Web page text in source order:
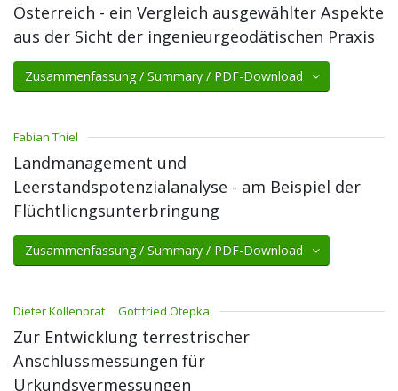
Österreich - ein Vergleich ausgewählter Aspekte
aus der Sicht der ingenieurgeodätischen Praxis
Zusammenfassung / Summary / PDF-Download
Fabian Thiel
Landmanagement und
Leerstandspotenzialanalyse - am Beispiel der
Flüchtlicngsunterbringung
Zusammenfassung / Summary / PDF-Download
Dieter Kollenprat Gottfried Otepka
Zur Entwicklung terrestrischer
Anschlussmessungen für
Urkundsvermessungen